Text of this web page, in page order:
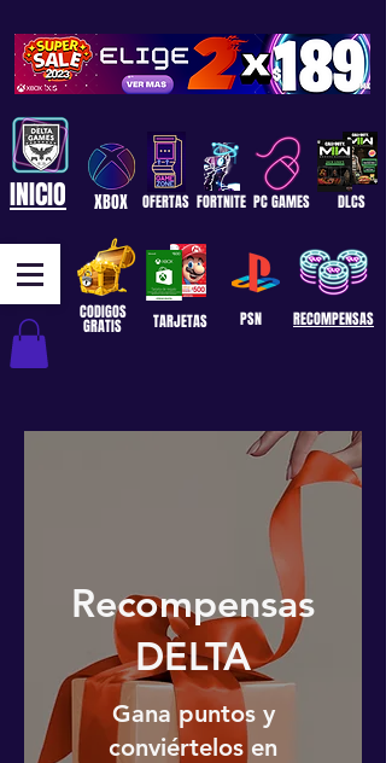
INICIO XBOX
PSN
DLCS
OFERTAS PC GAMES
RECOMPENSAS
CODIGOS
GRATIS
FORTNITE
TARJETAS
Recompensas
DELTA
Gana puntos y
conviértelos en